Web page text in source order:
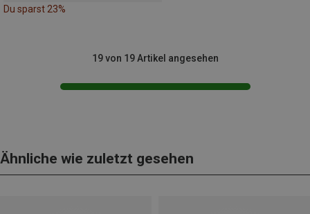
Du sparst 23%
19 von 19 Artikel angesehen
Ähnliche wie zuletzt gesehen